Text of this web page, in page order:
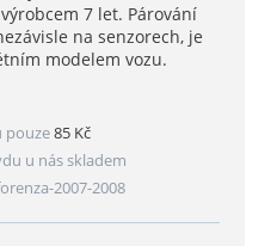
7 let. Párování
na senzorech, je
modelem vozu.
pouze85 Kč
u nás skladem
2007-2008